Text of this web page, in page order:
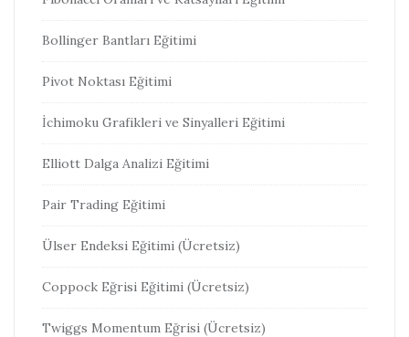
Bollinger Bantları Eğitimi
Pivot Noktası Eğitimi
İchimoku Grafikleri ve Sinyalleri Eğitimi
Elliott Dalga Analizi Eğitimi
Pair Trading Eğitimi
Ülser Endeksi Eğitimi (Ücretsiz)
Coppock Eğrisi Eğitimi (Ücretsiz)
Twiggs Momentum Eğrisi (Ücretsiz)